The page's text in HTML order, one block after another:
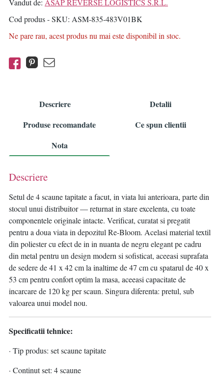
Vandut de: ASAP REVERSE LOGISTICS S.R.L.
Cod produs - SKU ASM-835-483V01BK
Ne pare rau, acest produs nu mai este disponibil in stoc.
Descriere
Detalii
Produse recomandate
Ce spun clientii
Nota
Descriere
Setul de 4 scaune tapitate a facut, in viata lui anterioara, parte din
stocul unui distribuitor — returnat in stare excelenta, cu toate
componentele originale intacte. Verificat, curatat si pregatit
pentru a doua viata in depozitul Re-Bloom. Acelasi material textil
din poliester cu efect de in in nuanta de negru elegant pe cadru
din metal pentru un design modern si sofisticat, aceeasi suprafata
de sedere de 41 x 42 cm la inaltime de 47 cm cu spatarul de 40 x
53 cm pentru confort optim la masa, aceeasi capacitate de
incarcare de 120 kg per scaun. Singura diferenta: pretul, sub
valoarea unui model nou.
Specificatii tehnice:
· Tip produs: set scaune tapitate
· Continut set: 4 scaune